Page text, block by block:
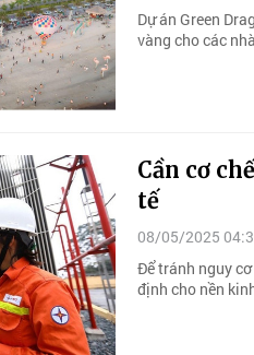
Dự án Green
vàng cho các
Cần cơ
tế
08/05/2025
Để tránh nguy
định cho nền